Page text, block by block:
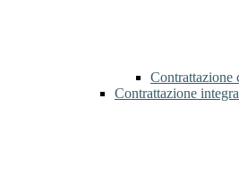
Contrattazione
Contrattazione